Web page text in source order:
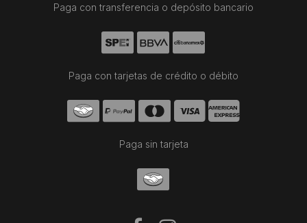
Paga con transferencia o depósito bancario
Paga con tarjetas de crédito o débito
Paga sin tarjeta